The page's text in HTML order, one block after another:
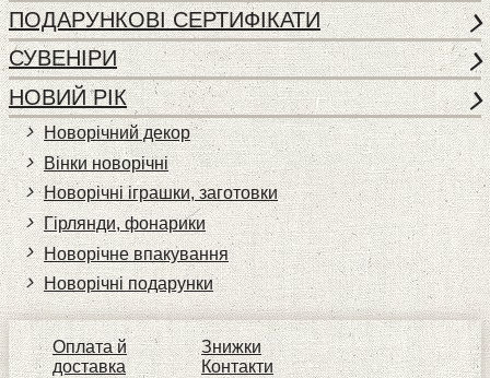
ПОДАРУНКОВІ СЕРТИФІКАТИ
СУВЕНІРИ
НОВИЙ РІК
Новорічний декор
Вінки новорічні
Новорічні іграшки, заготовки
Гірлянди, фонарики
Новорічне впакування
Новорічні подарунки
Оплата й
доставка
Знижки
Контакти